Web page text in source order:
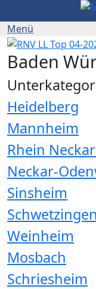
Baden
Heidelberg
Mannheim
Rhein
Neckar-
Sinsheim
Schwetzingen
Weinheim
Mosbach
Schriesheim